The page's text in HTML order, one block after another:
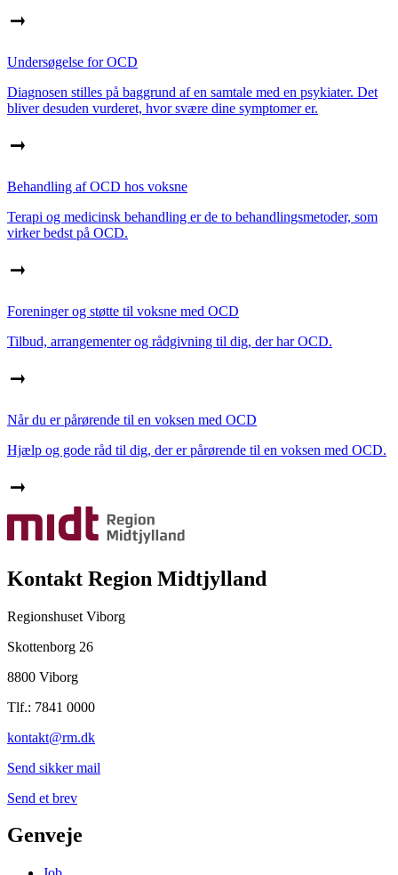
Undersøgelse for OCD
Diagnosen stilles på baggrund af en samtale med en psykiater. Det
bliver desuden vurderet, hvor svære dine symptomer er.
Behandling af OCD hos voksne
Terapi og medicinsk behandling er de to behandlingsmetoder, som
virker bedst på OCD.
Foreninger og støtte til voksne med OCD
Tilbud, arrangementer og rådgivning til dig, der har OCD.
Når du er pårørende til en voksen med OCD
Hjælp og gode råd til dig, der er pårørende til en voksen med OCD.
Kontakt Region Midtjylland
Regionshuset Viborg
Skottenborg 26
8800 Viborg
Tlf.: 7841 0000
kontakt@rm.dk
Send sikker mail
Send et brev
Genveje